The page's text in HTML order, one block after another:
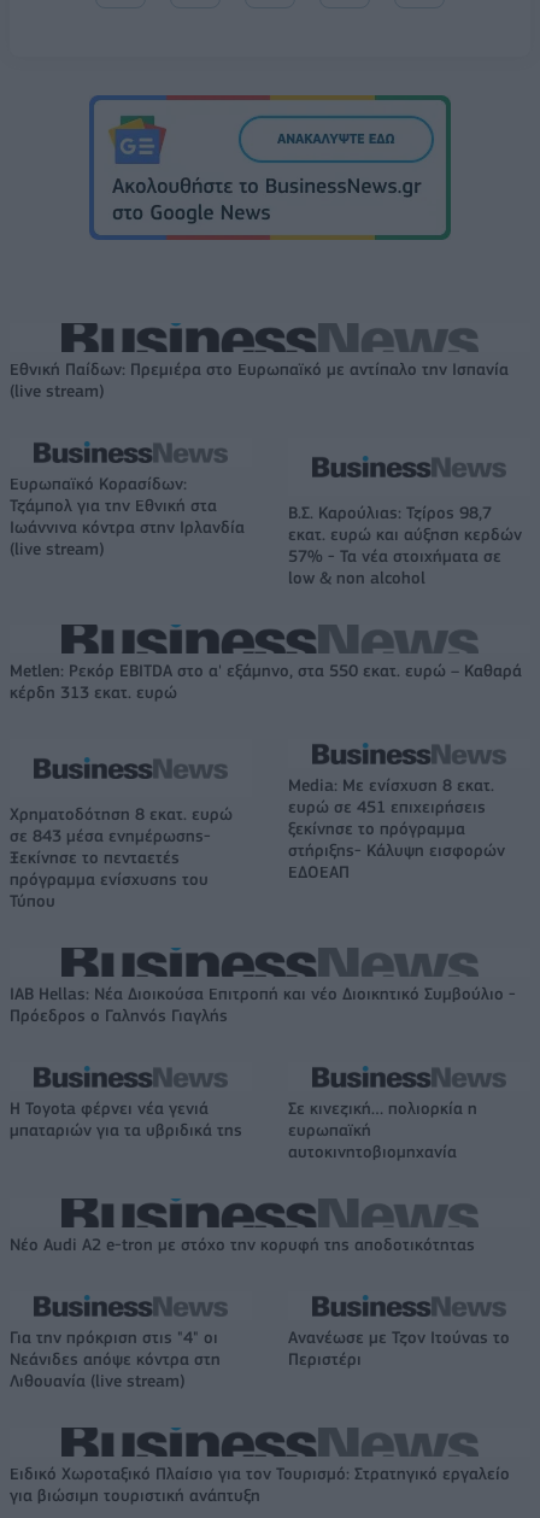
Εθνική Παίδων: Πρεμιέρα στο Ευρωπαϊκό με αντίπαλο την Ισπανία
(live stream)
Ευρωπαϊκό Κορασίδων:
Τζάμπολ για την Εθνική στα
Ιωάννινα κόντρα στην Ιρλανδία
(live stream)
Β.Σ. Καρούλιας: Τζίρος 98,7
εκατ. ευρώ και αύξηση κερδών
57% - Τα νέα στοιχήματα σε
low & non alcohol
Metlen: Ρεκόρ EBITDA στο α' εξάμηνο, στα 550 εκατ. ευρώ – Καθαρά
κέρδη 313 εκατ. ευρώ
Χρηματοδότηση 8 εκατ. ευρώ
σε 843 μέσα ενημέρωσης-
Ξεκίνησε το πενταετές
πρόγραμμα ενίσχυσης του
Τύπου
Media: Με ενίσχυση 8 εκατ.
ευρώ σε 451 επιχειρήσεις
ξεκίνησε το πρόγραμμα
στήριξης- Κάλυψη εισφορών
ΕΔΟΕΑΠ
IAB Hellas: Νέα Διοικούσα Επιτροπή και νέο Διοικητικό Συμβούλιο -
Πρόεδρος ο Γαληνός Γιαγλής
Η Toyota φέρνει νέα γενιά
μπαταριών για τα υβριδικά της
Σε κινεζική… πολιορκία η
ευρωπαϊκή
αυτοκινητοβιομηχανία
Νέο Audi A2 e-tron με στόχο την κορυφή της αποδοτικότητας
Για την πρόκριση στις "4" οι
Νεάνιδες απόψε κόντρα στη
Λιθουανία (live stream)
Ανανέωσε με Τζον Ιτούνας το
Περιστέρι
Ειδικό Χωροταξικό Πλαίσιο για τον Τουρισμό: Στρατηγικό εργαλείο
για βιώσιμη τουριστική ανάπτυξη